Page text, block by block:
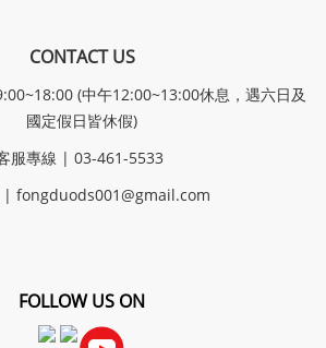
CONTACT US
(中午12:00~13:00休息，遇六日及
國定假日皆休假)
服專線 | 03-461-5533
| fongduods001@gmail.com
FOLLOW US ON